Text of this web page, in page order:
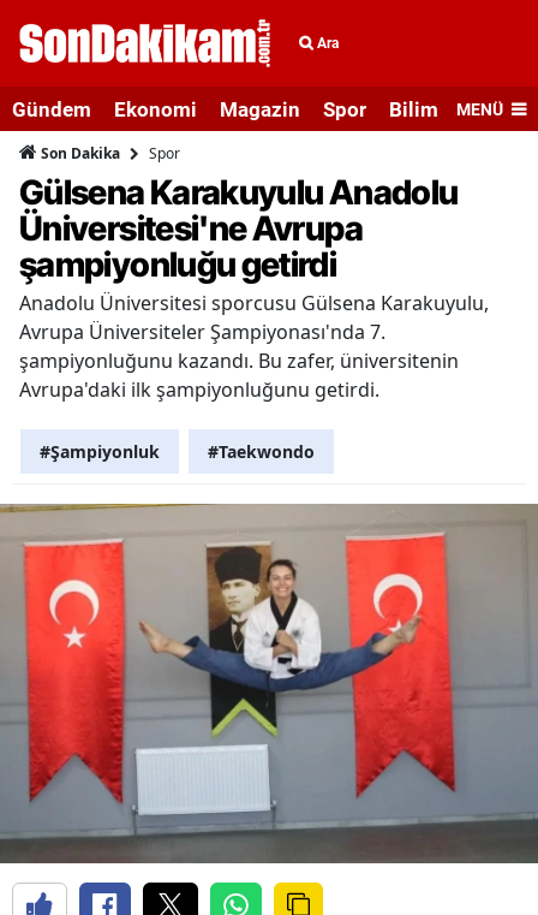
Ara
Gündem Ekonomi Magazin Spor Bilim veMENÜ
Son Dakika Spor
Gülsena Karakuyulu Anadolu
Üniversitesi'ne Avrupa
şampiyonluğu getirdi
Anadolu Üniversitesi sporcusu Gülsena Karakuyulu,
Avrupa Üniversiteler Şampiyonası'nda 7.
şampiyonluğunu kazandı. Bu zafer, üniversitenin
Avrupa'daki ilk şampiyonluğunu getirdi.
#Şampiyonluk #Taekwondo